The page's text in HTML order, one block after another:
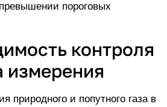
пороговых
контроля
измерения
природного и попутного газа в